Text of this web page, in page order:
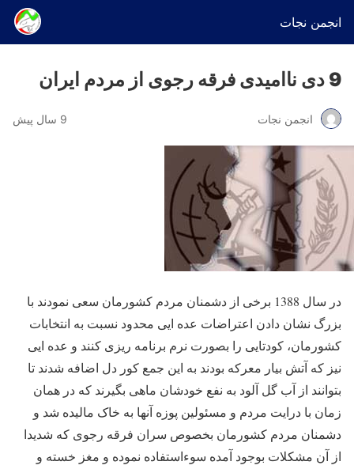
انجمن نجات
9 دی ناامیدی فرقه رجوی از مردم ایران
انجمن نجات 9 سال پیش
در سال 1388 برخی از دشمنان مردم کشورمان سعی نمودند با
بزرگ نشان دادن اعتراضات عده ایی محدود نسبت به انتخابات
کشورمان، کودتایی را بصورت نرم برنامه ریزی کنند و عده ایی
نیز که آتش بیار معرکه بودند به این جمع کور دل اضافه شدند تا
بتوانند از آب گل آلود به نفع خودشان ماهی بگیرند که در همان
زمان با درایت مردم و مسئولین پوزه آنها به خاک مالیده شد و
دشمنان مردم کشورمان بخصوص سران فرقه رجوی که شدیدا
از آن مشکلات بوجود آمده سوءاستفاده نموده و مغز خسته و